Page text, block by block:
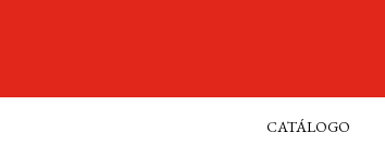
CATÁLOGO